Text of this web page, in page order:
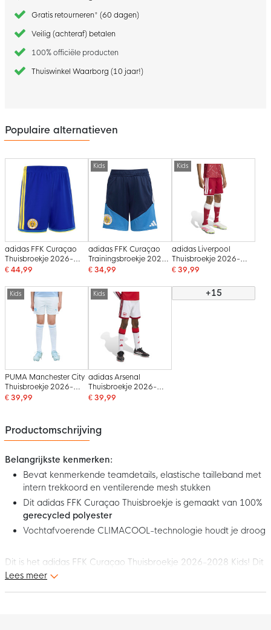
Gratis retourneren* (60 dagen)
Veilig (achteraf) betalen
100% officiële producten
Thuiswinkel Waarborg (10 jaar!)
Populaire alternatieven
adidas FFK Curaçao
Thuisbroekje 2026-
2028
€ 44,99
Kids
adidas FFK Curaçao
Trainingsbroekje 2026-
2028 Kids
€ 34,99
Kids
adidas Liverpool
Thuisbroekje 2026-
2027 Kids
€ 39,99
Kids
PUMA Manchester City
Thuisbroekje 2026-
2027 Kids
€ 39,99
Kids
adidas Arsenal
Thuisbroekje 2026-
2027 Kids
€ 39,99
+15
Productomschrijving
Belangrijkste kenmerken:
Bevat kenmerkende teamdetails, elastische tailleband met
intern trekkoord en ventilerende mesh stukken
Dit adidas FFK Curaçao Thuisbroekje is gemaakt van 100%
gerecycled polyester
Vochtafvoerende CLIMACOOL-technologie houdt je droog
Dit is het adidas FFK Curaçao Thuisbroekje 2026-2028 Kids! Dit
broekje is geïnspireerd op het wedstrijdbroekje dat de selectie
Lees meer